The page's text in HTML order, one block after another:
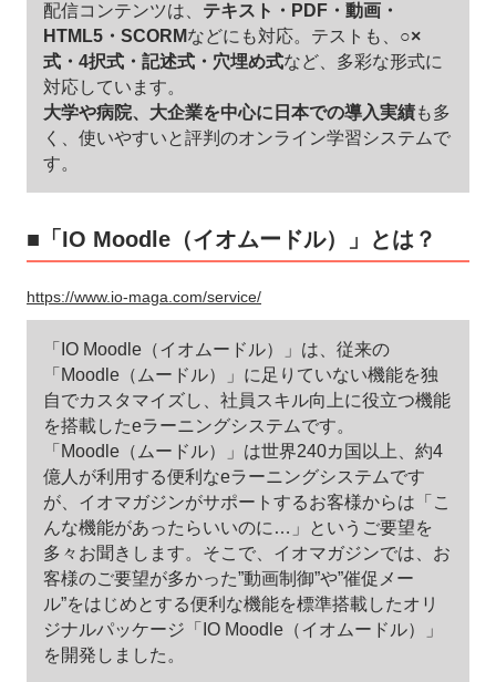
配信コンテンツは、 テキスト・PDF・動画・
HTML5・SCORMなどにも対応。テストも、 ○×
式・4択式・記述式・穴埋め式など、多彩な形式に
対応しています。
大学や病院、大企業を中心に日本での導入実績も多
く、使いやすいと評判のオンライン学習システムで
す。
■「IO Moodle（イオムードル）」とは？
https://www.io-maga.com/service/
「IO Moodle（イオムードル）」は、従来の
「Moodle（ムードル）」に足りていない機能を独
自でカスタマイズし、社員スキル向上に役立つ機能
を搭載したeラーニングシステムです。
「Moodle（ムードル）」は世界240カ国以上、約4
億人が利用する便利なeラーニングシステムです
が、イオマガジンがサポートするお客様からは「こ
んな機能があったらいいのに…」というご要望を
多々お聞きします。そこで、イオマガジンでは、お
客様のご要望が多かった”動画制御”や”催促メー
ル”をはじめとする便利な機能を標準搭載したオリ
ジナルパッケージ「IO Moodle（イオムードル）」
を開発しました。